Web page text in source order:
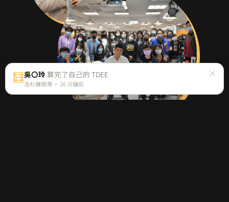
🧮吳〇玲 算完了自己的 TDEE
洛杉磯爾灣 · 26 分鐘前
×